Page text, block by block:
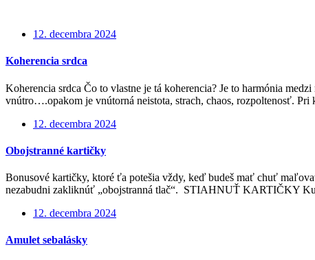
12. decembra 2024
Koherencia srdca
Koherencia srdca Čo to vlastne je tá koherencia? Je to harmónia
vnútro….opakom je vnútorná neistota, strach, chaos, rozpoltenosť.
12. decembra 2024
Obojstranné kartičky
Bonusové kartičky, ktoré ťa potešia vždy, keď budeš mať chuť
nezabudni zakliknúť „obojstranná tlač“. STIAHNUŤ KARTIČKY
12. decembra 2024
Amulet sebalásky